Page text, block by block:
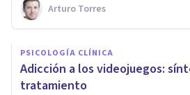
Arturo Torres
PSICOLOGÍA CLÍNICA
Adicción a los videojuegos:
tratamiento